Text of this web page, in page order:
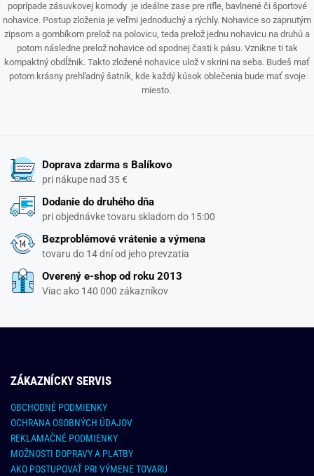
poprípade zásuvkovej komody je ideálne zase pre rifle, bavlnené či športové
nohavice. Postup zloženia je veľmi jednoduchý a rýchly. Nohavice so zapnutým
zipsom a gombíkom prelož na polovicu, teda prelož jednu nohavicu na druhú a
potom následne prelož nohavice od spodnej časti k pásu. Vznikne ti tak
kompaktný obdĺžnik. Takto zložené nohavice ulož v skrini na seba. Budeš mať
potom krásny prehľadný šatník, kde každý kúsok oblečenia bude mať svoje
miesto.
Doprava zdarma s Balíkovo
pri nákupe nad 35 €
Dodanie do druhého dňa
pri objednávke tovaru skladom do 15:00
Bezproblémové vrátenie a výmena
tovaru do 14 dní od jeho prevzatia
Overený e-shop od roku 2013
Viac ako 140 000 zákazníkov
ZÁKAZNÍCKY SERVIS
OBCHODNÉ PODMIENKY
OCHRANA OSOBNÝCH ÚDAJOV
REKLAMAČNÉ PODMIENKY
MOŽNOSTI DOPRAVY A PLATBY
AKO POSTUPOVAŤ PRI VÝMENE TOVARU